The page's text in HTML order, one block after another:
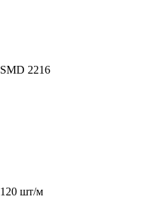
SMD 2216
120 шт/м